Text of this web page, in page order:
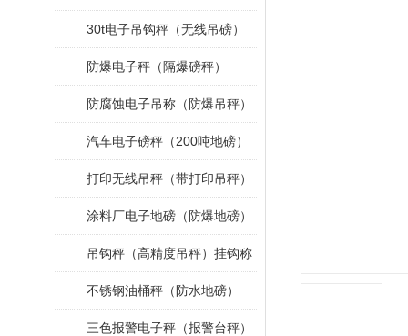
30t电子吊钩秤（无线吊磅）
防爆电子秤（隔爆磅秤）
防腐蚀电子吊称（防爆吊秤）
汽车电子磅秤（200吨地磅）
打印无线吊秤（带打印吊秤）
涂料厂电子地磅（防爆地磅）
吊钩秤（高精度吊秤）挂钩称
不锈钢油桶秤（防水地磅）
三色报警电子秤（报警台秤）